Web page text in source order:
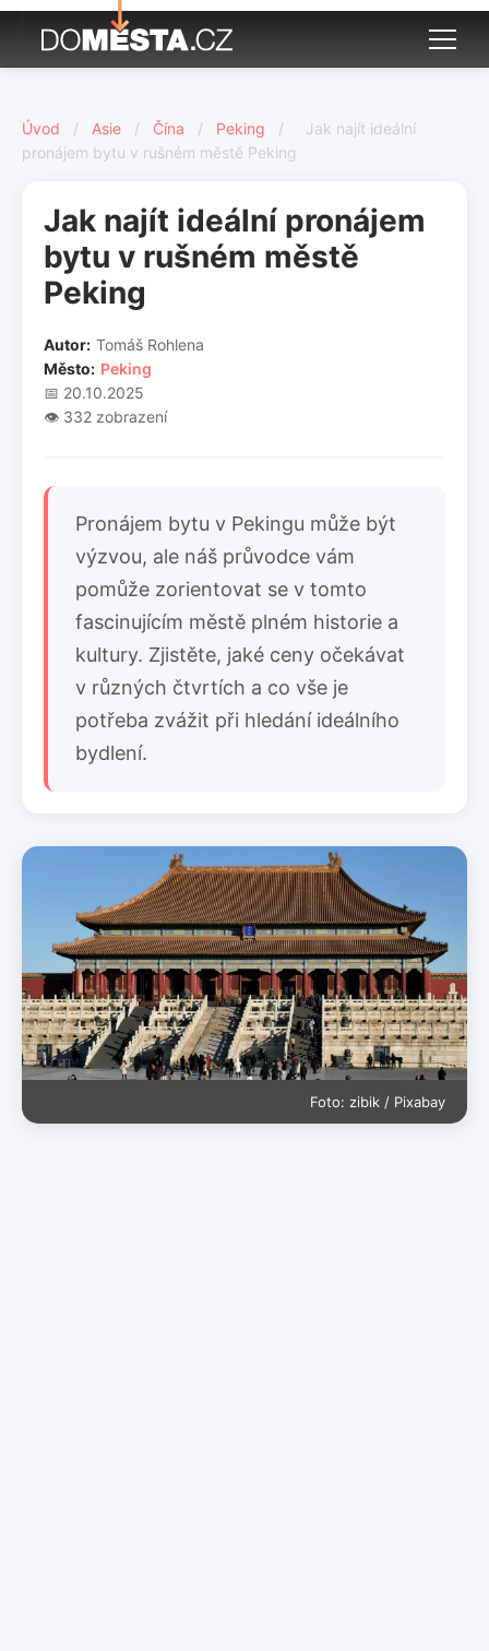
Úvod / Asie / Čína / Peking /
Jak najít ideální
pronájem bytu v rušném městě Peking
Jak najít ideální pronájem
bytu v rušném městě
Peking
Autor: Tomáš Rohlena
Město: Peking
📅 20.10.2025
👁️ 332 zobrazení
Pronájem bytu v Pekingu může být
výzvou, ale náš průvodce vám
pomůže zorientovat se v tomto
fascinujícím městě plném historie a
kultury. Zjistěte, jaké ceny očekávat
v různých čtvrtích a co vše je
potřeba zvážit při hledání ideálního
bydlení.
Foto: zibik / Pixabay